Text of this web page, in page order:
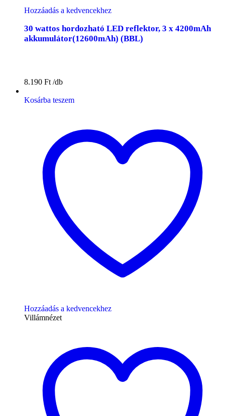
Hozzáadás a kedvencekhez
30 wattos hordozható LED reflektor, 3 x 4200mAh
akkumulátor(12600mAh) (BBL)
8.190 Ft
Kosárba teszem
Hozzáadás a kedvencekhez
Villámnézet